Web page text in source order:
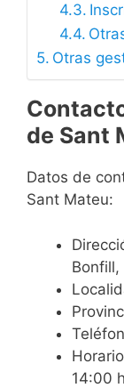
Otras
de Sant
Datos de
Sant Mateu:
Bonfill,
14:00